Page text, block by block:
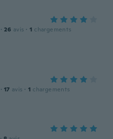
· 26 avis · 1 chargements
· 17 avis · 1 chargements